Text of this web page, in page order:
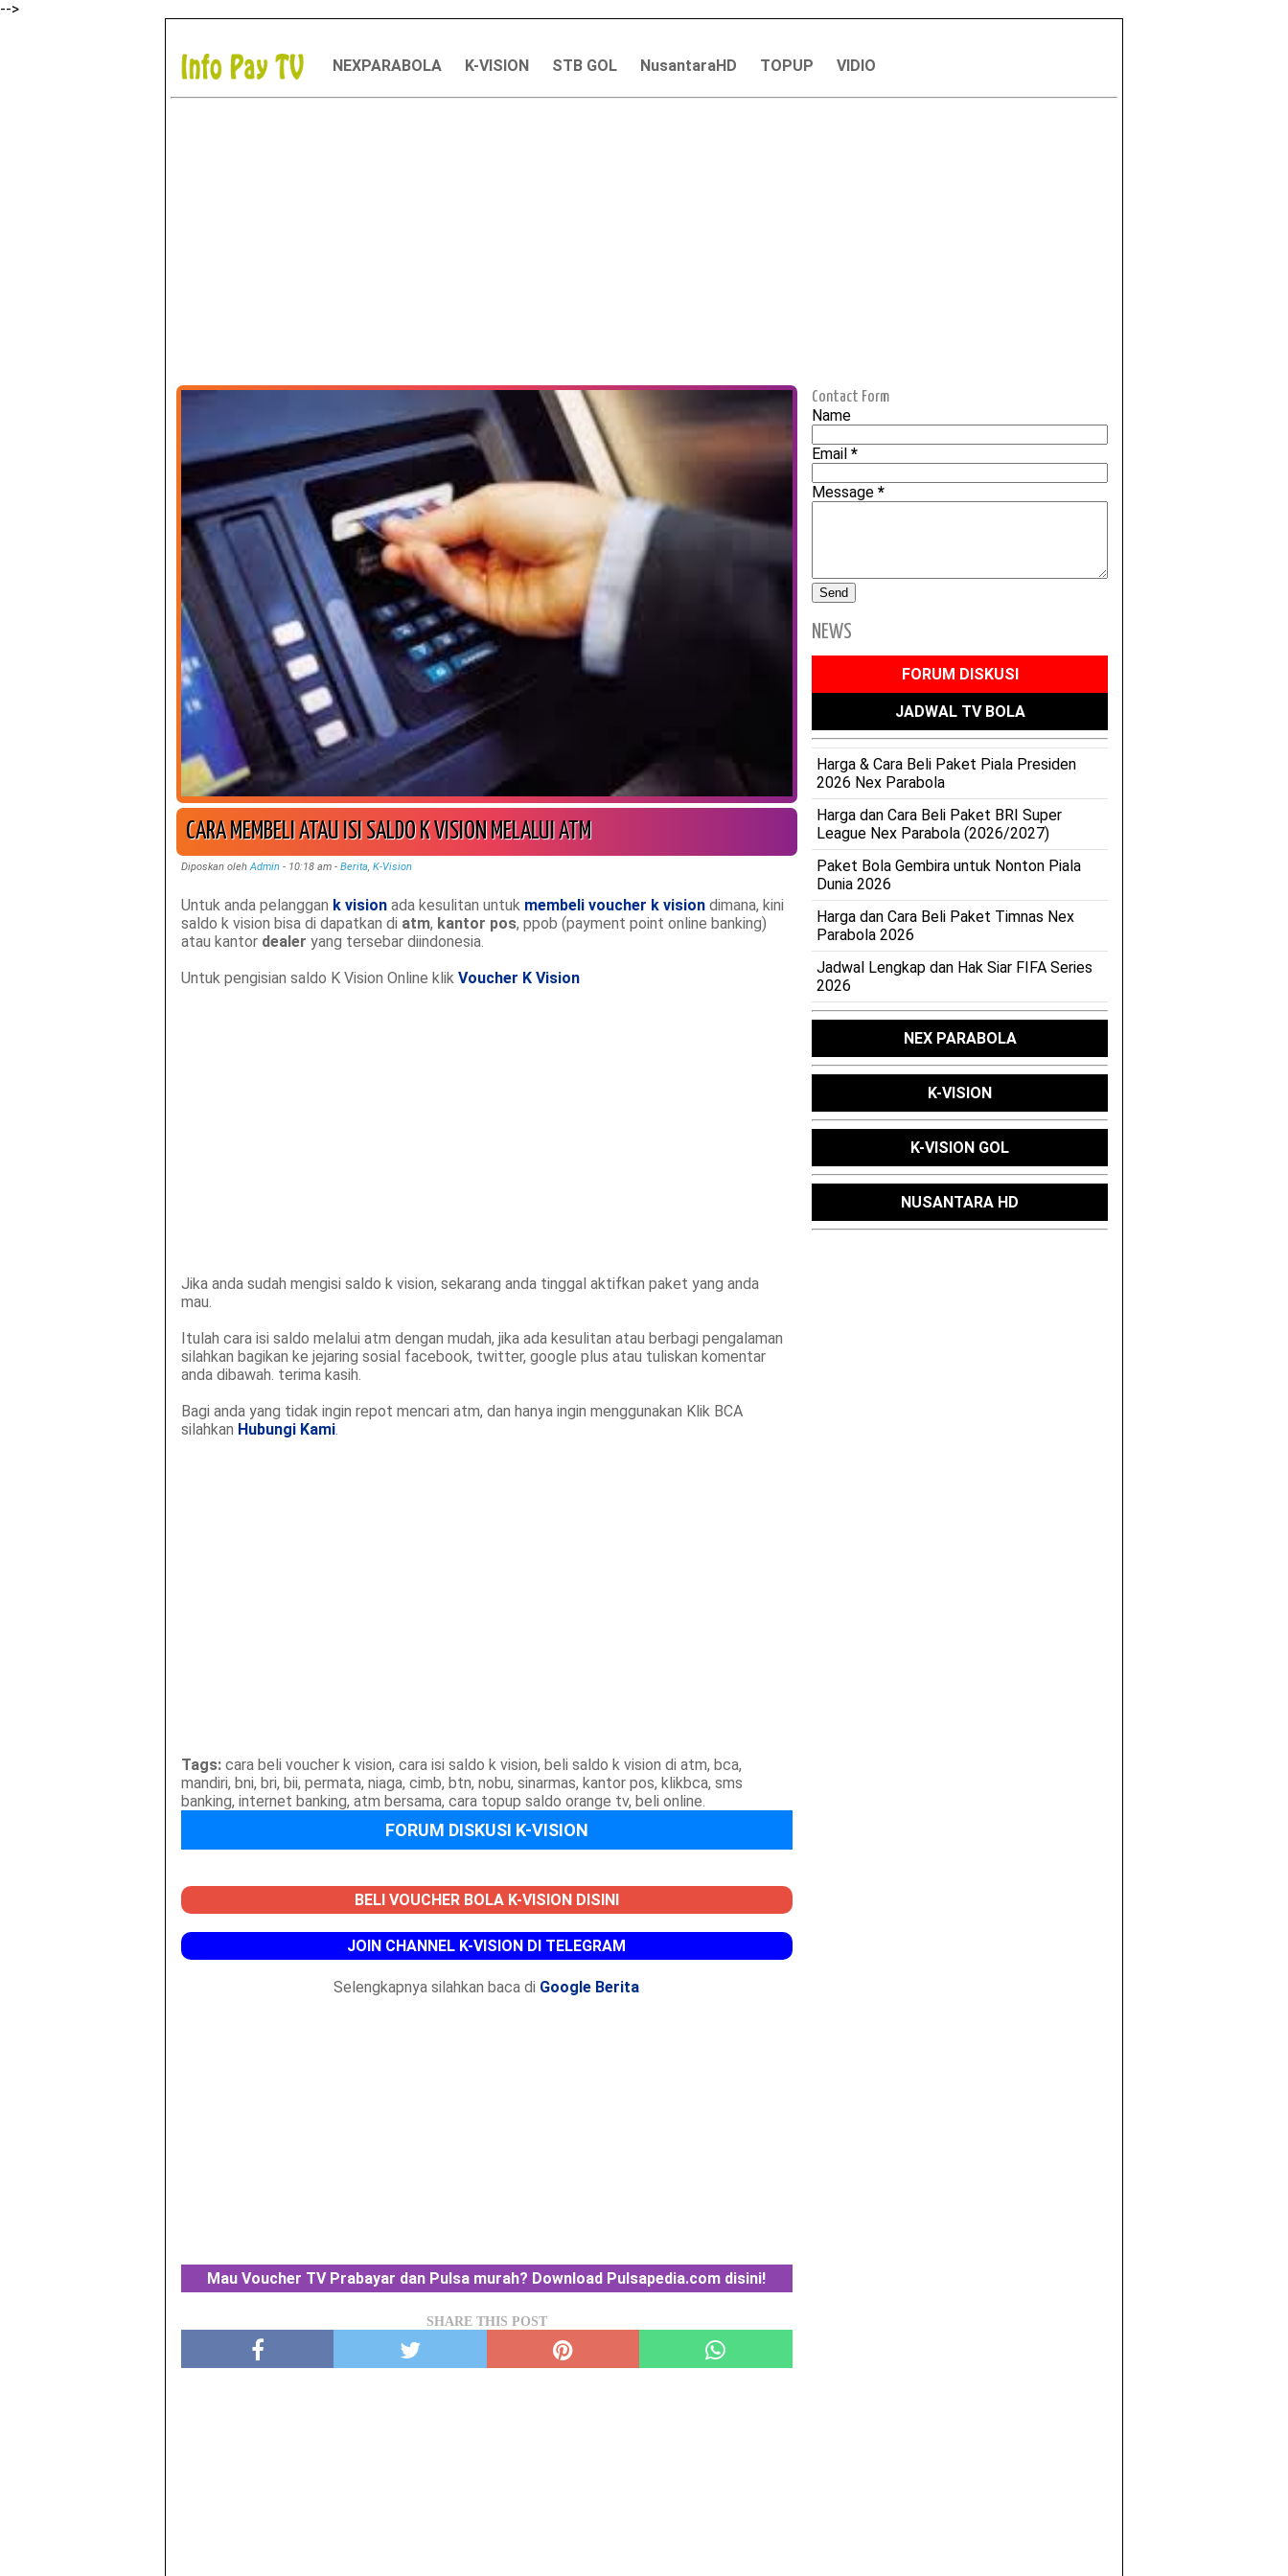
-->
NEXPARABOLA K-VISION STB GOL NusantaraHD TOPUP VIDIO
CARA MEMBELI ATAU ISI SALDO K VISION MELALUI ATM
Diposkan olehAdmin -10:18 am - Berita, K-Vision
Untuk anda pelanggan k visionada kesulitan untuk membeli voucher k visiondimana, kini
saldo k vision bisa di dapatkan di atm, kantor pos, ppob (payment point online banking)
atau kantor dealer yang tersebar diindonesia.
Untuk pengisian saldo K Vision Online klik Voucher K Vision
Jika anda sudah mengisi saldo k vision, sekarang anda tinggal aktifkan paket yang anda
mau.
Itulah cara isi saldo melalui atm dengan mudah, jika ada kesulitan atau berbagi pengalaman
silahkan bagikan ke jejaring sosial facebook, twitter, google plus atau tuliskan komentar
anda dibawah. terima kasih.
Bagi anda yang tidak ingin repot mencari atm, dan hanya ingin menggunakan Klik BCA
silahkan Hubungi Kami.
Tags:cara beli voucher k vision, cara isi saldo k vision, beli saldo k vision di atm, bca,
mandiri, bni, bri, bii, permata, niaga, cimb, btn, nobu, sinarmas, kantor pos, klikbca, sms
banking, internet banking, atm bersama, cara topup saldo orange tv, beli online.
FORUM DISKUSI K-VISION
BELI VOUCHER BOLA K-VISION DISINI
JOIN CHANNEL K-VISION DI TELEGRAM
Selengkapnya silahkan baca di Google Berita
Mau Voucher TV Prabayar dan Pulsa murah? Download Pulsapedia.com disini!
SHARE THIS POST
Contact Form
Name
Email*
Message*
NEWS
FORUM DISKUSI
JADWAL TV BOLA
Harga & Cara Beli Paket Piala Presiden
2026 Nex Parabola
Harga dan Cara Beli Paket BRI Super
League Nex Parabola (2026/2027)
Paket Bola Gembira untuk Nonton Piala
Dunia 2026
Harga dan Cara Beli Paket Timnas Nex
Parabola 2026
Jadwal Lengkap dan Hak Siar FIFA Series
2026
NEX PARABOLA
K-VISION
K-VISION GOL
NUSANTARA HD